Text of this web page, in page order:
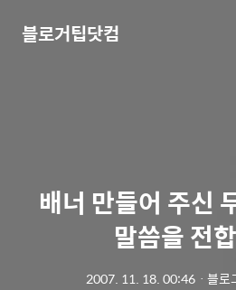
블로거팁닷컴
배너 만들어 주신
말씀을 전
2007. 11. 18. 00:46ㆍ 블로